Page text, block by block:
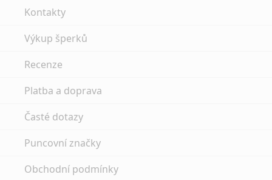
Kontakty
Výkup šperků
Recenze
Platba a doprava
Časté dotazy
Puncovní značky
Obchodní podmínky